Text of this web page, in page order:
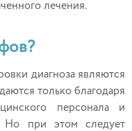
лечения.
диагноза являются
только благодаря
персонала и
Но при этом следует